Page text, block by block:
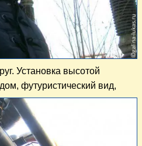
Установка высотой
футуристический вид,